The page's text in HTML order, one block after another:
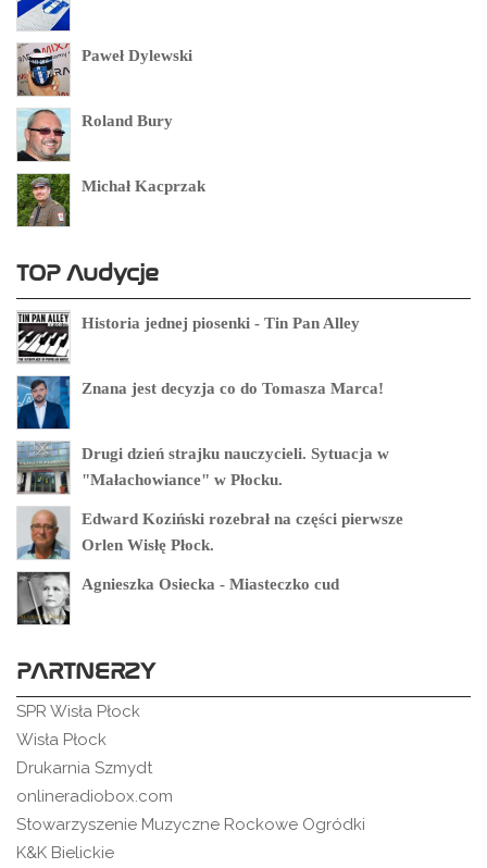
Paweł Dylewski
Roland Bury
Michał Kacprzak
TOP Audycje
Historia jednej piosenki - Tin Pan Alley
Znana jest decyzja co do Tomasza Marca!
Drugi dzień strajku nauczycieli. Sytuacja w
"Małachowiance" w Płocku.
Edward Koziński rozebrał na części pierwsze
Orlen Wisłę Płock.
Agnieszka Osiecka - Miasteczko cud
PARTNERZY
SPR Wisła Płock
Wisła Płock
Drukarnia Szmydt
onlineradiobox.com
Stowarzyszenie Muzyczne Rockowe Ogródki
K&K Bielickie